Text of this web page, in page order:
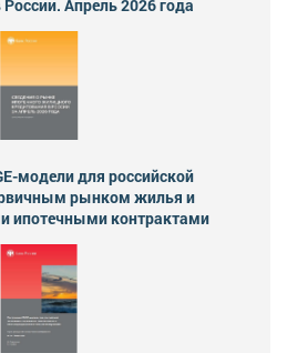
Апрель 2026 года
модели для российской
рынком жилья и
ипотечными контрактами